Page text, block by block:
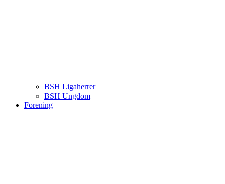
BSH Ligaherrer
BSH Ungdom
Forening